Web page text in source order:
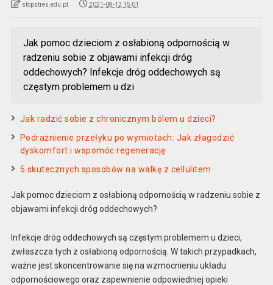
stopstres.edu.pl 2021-08-12 15:01
Jak pomoc dzieciom z osłabioną odpornością w
radzeniu sobie z objawami infekcji dróg
oddechowych? Infekcje dróg oddechowych są
częstym problemem u dzi
Jak radzić sobie z chronicznym bólem u dzieci?
Podrażnienie przełyku po wymiotach: Jak złagodzić
dyskomfort i wspomóc regenerację
5 skutecznych sposobów na walkę z cellulitem
Jak pomoc dzieciom z osłabioną odpornością w radzeniu sobie z
objawami infekcji dróg oddechowych?
Infekcje dróg oddechowych są częstym problemem u dzieci,
zwłaszcza tych z osłabioną odpornością. W takich przypadkach,
ważne jest skoncentrowanie się na wzmocnieniu układu
odpornościowego oraz zapewnienie odpowiedniej opieki